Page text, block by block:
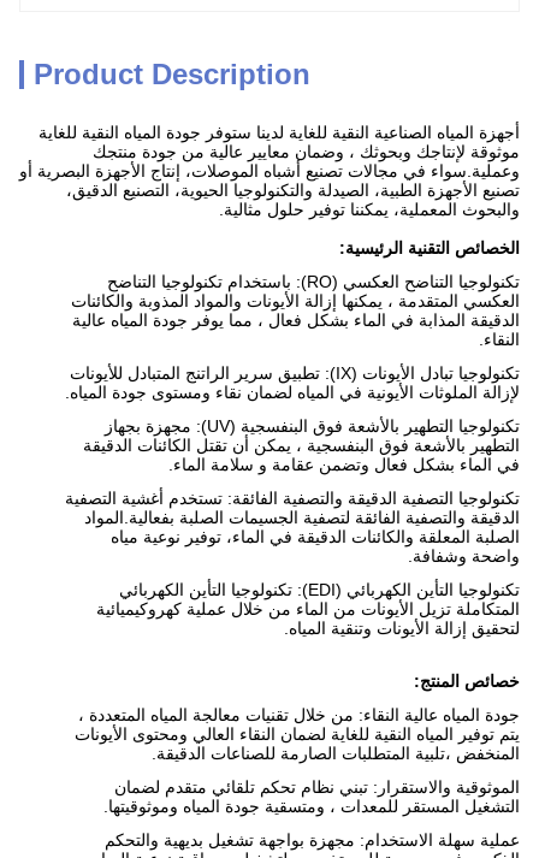
Product Description
أجهزة المياه الصناعية النقية للغاية لدينا ستوفر جودة المياه النقية للغاية
موثوقة لإنتاجك وبحوثك ، وضمان معايير عالية من جودة منتجك
وعملية.سواء في مجالات تصنيع أشباه الموصلات، إنتاج الأجهزة البصرية أو
تصنيع الأجهزة الطبية، الصيدلة والتكنولوجيا الحيوية، التصنيع الدقيق،
والبحوث المعملية، يمكننا توفير حلول مثالية.
الخصائص التقنية الرئيسية:
تكنولوجيا التناضح العكسي (RO): باستخدام تكنولوجيا التناضح
العكسي المتقدمة ، يمكنها إزالة الأيونات والمواد المذوبة والكائنات
الدقيقة المذابة في الماء بشكل فعال ، مما يوفر جودة المياه عالية
النقاء.
تكنولوجيا تبادل الأيونات (IX): تطبيق سرير الراتنج المتبادل للأيونات
لإزالة الملوثات الأيونية في المياه لضمان نقاء ومستوى جودة المياه.
تكنولوجيا التطهير بالأشعة فوق البنفسجية (UV): مجهزة بجهاز
التطهير بالأشعة فوق البنفسجية ، يمكن أن تقتل الكائنات الدقيقة
في الماء بشكل فعال وتضمن عقامة و سلامة الماء.
تكنولوجيا التصفية الدقيقة والتصفية الفائقة: تستخدم أغشية التصفية
الدقيقة والتصفية الفائقة لتصفية الجسيمات الصلبة بفعالية.المواد
الصلبة المعلقة والكائنات الدقيقة في الماء، توفير نوعية مياه
واضحة وشفافة.
تكنولوجيا التأين الكهربائي (EDI): تكنولوجيا التأين الكهربائي
المتكاملة تزيل الأيونات من الماء من خلال عملية كهروكيميائية
لتحقيق إزالة الأيونات وتنقية المياه.
خصائص المنتج:
جودة المياه عالية النقاء: من خلال تقنيات معالجة المياه المتعددة ،
يتم توفير المياه النقية للغاية لضمان النقاء العالي ومحتوى الأيونات
المنخفض ،تلبية المتطلبات الصارمة للصناعات الدقيقة.
الموثوقية والاستقرار: تبني نظام تحكم تلقائي متقدم لضمان
التشغيل المستقر للمعدات ، ومتسقية جودة المياه وموثوقيتها.
عملية سهلة الاستخدام: مجهزة بواجهة تشغيل بديهية والتحكم